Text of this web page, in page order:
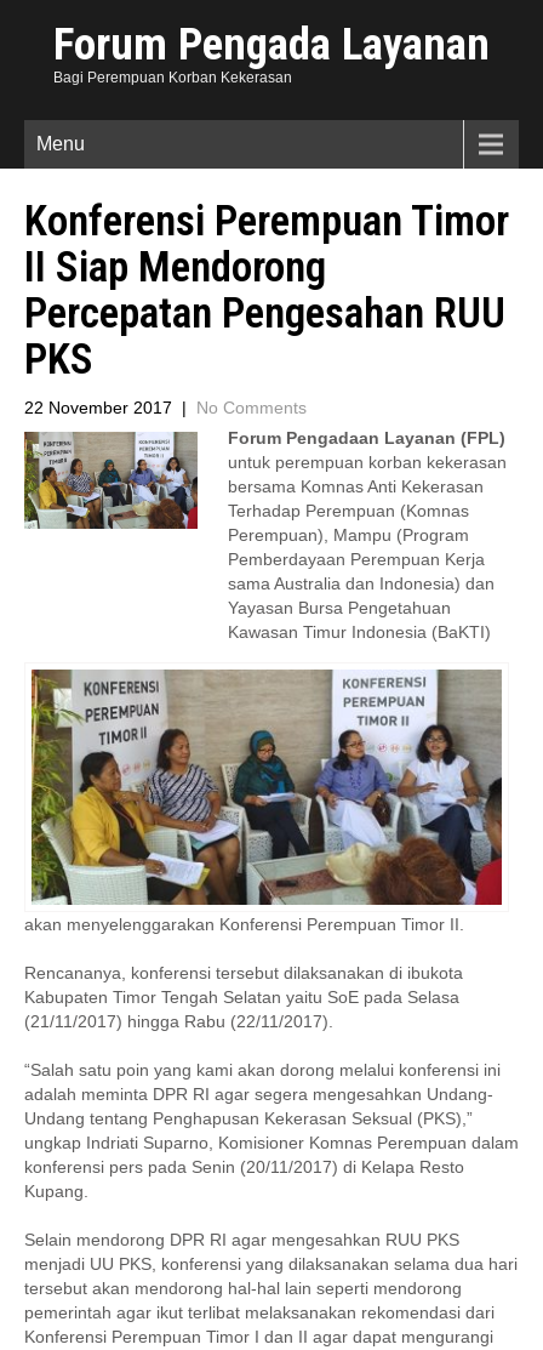
Forum Pengada Layanan
Bagi Perempuan Korban Kekerasan
Menu
Konferensi Perempuan Timor
II Siap Mendorong
Percepatan Pengesahan RUU
PKS
22 November 2017 | No Comments
Forum Pengadaan Layanan (FPL)
untuk perempuan korban kekerasan
bersama Komnas Anti Kekerasan
Terhadap Perempuan (Komnas
Perempuan), Mampu (Program
Pemberdayaan Perempuan Kerja
sama Australia dan Indonesia) dan
Yayasan Bursa Pengetahuan
Kawasan Timur Indonesia (BaKTI)
akan menyelenggarakan Konferensi Perempuan Timor II.
Rencananya, konferensi tersebut dilaksanakan di ibukota
Kabupaten Timor Tengah Selatan yaitu SoE pada Selasa
(21/11/2017) hingga Rabu (22/11/2017).
“Salah satu poin yang kami akan dorong melalui konferensi ini
adalah meminta DPR RI agar segera mengesahkan Undang-
Undang tentang Penghapusan Kekerasan Seksual (PKS),”
ungkap Indriati Suparno, Komisioner Komnas Perempuan dalam
konferensi pers pada Senin (20/11/2017) di Kelapa Resto
Kupang.
Selain mendorong DPR RI agar mengesahkan RUU PKS
menjadi UU PKS, konferensi yang dilaksanakan selama dua hari
tersebut akan mendorong hal-hal lain seperti mendorong
pemerintah agar ikut terlibat melaksanakan rekomendasi dari
Konferensi Perempuan Timor I dan II agar dapat mengurangi